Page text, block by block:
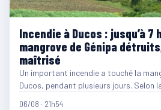
Incendie à Ducos : jusqu’à
mangrove de Génipa
maîtrisé
Un important incendie a touché la
Ducos, pendant plusieurs jours. Selon
06/08 · 21h54